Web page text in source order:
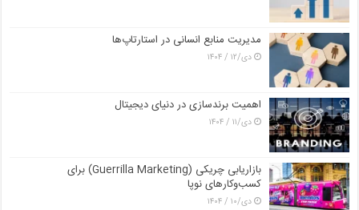
مدیریت منابع انسانی در استارتاپ‌ها
دی/۱۲ / ۱۴۰۴
اهمیت برندسازی در دنیای دیجیتال
دی/۱۱ / ۱۴۰۴
بازاریابی چریکی (Guerrilla Marketing) برای
کسب‌وکارهای نوپا
دی/۱۰ / ۱۴۰۴